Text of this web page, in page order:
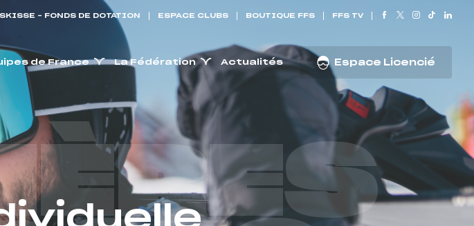
– FONDS DE DOTATION ESPACE CLUBS BOUTIQUE FFS FFS TV
de France La Fédération Actualités Espace Licencié